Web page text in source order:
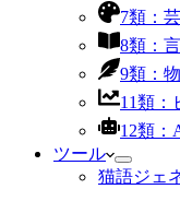
7類：
8類：
9類：
11類：
12類：
ツール
猫語ジェ